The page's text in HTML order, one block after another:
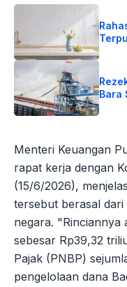
Bara
Menteri Keuangan
rapat kerja dengan
(15/6/2026),
tersebut berasal
negara. "Rinciannya
sebesar Rp39,32
Pajak (PNBP)
pengelolaan dana